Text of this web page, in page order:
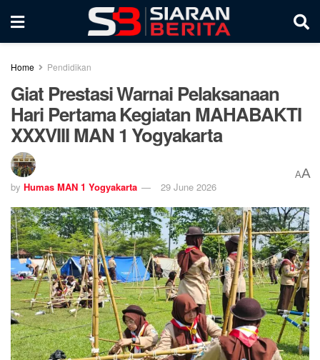
Home Pendidikan
Giat Prestasi Warnai Pelaksanaan
Hari Pertama Kegiatan MAHABAKTI
XXXVIII MAN 1 Yogyakarta
by Humas MAN 1 Yogyakarta 29 June 2026
AA